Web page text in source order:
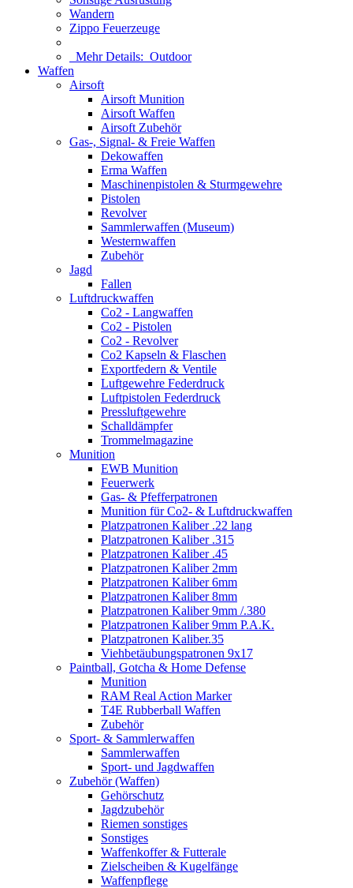
Wandern
Zippo Feuerzeuge
Mehr Details: Outdoor
Waffen
Airsoft
Airsoft Munition
Airsoft Waffen
Airsoft Zubehör
Gas-, Signal- & Freie Waffen
Dekowaffen
Erma Waffen
Maschinenpistolen & Sturmgewehre
Pistolen
Revolver
Sammlerwaffen (Museum)
Westernwaffen
Zubehör
Jagd
Fallen
Luftdruckwaffen
Co2 - Langwaffen
Co2 - Pistolen
Co2 - Revolver
Co2 Kapseln & Flaschen
Exportfedern & Ventile
Luftgewehre Federdruck
Luftpistolen Federdruck
Pressluftgewehre
Schalldämpfer
Trommelmagazine
Munition
EWB Munition
Feuerwerk
Gas- & Pfefferpatronen
Munition für Co2- & Luftdruckwaffen
Platzpatronen Kaliber .22 lang
Platzpatronen Kaliber .315
Platzpatronen Kaliber .45
Platzpatronen Kaliber 2mm
Platzpatronen Kaliber 6mm
Platzpatronen Kaliber 8mm
Platzpatronen Kaliber 9mm /.380
Platzpatronen Kaliber 9mm P.A.K.
Platzpatronen Kaliber.35
Viehbetäubungspatronen 9x17
Paintball, Gotcha & Home Defense
Munition
RAM Real Action Marker
T4E Rubberball Waffen
Zubehör
Sport- & Sammlerwaffen
Sammlerwaffen
Sport- und Jagdwaffen
Zubehör (Waffen)
Gehörschutz
Jagdzubehör
Riemen sonstiges
Sonstiges
Waffenkoffer & Futterale
Zielscheiben & Kugelfänge
Waffenpflege